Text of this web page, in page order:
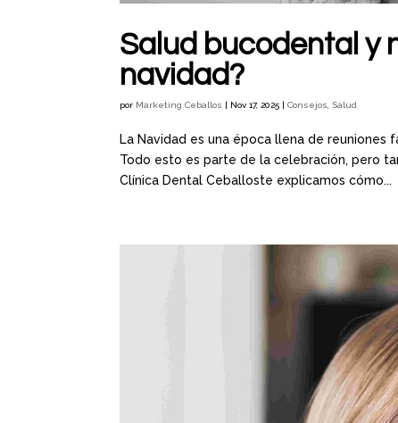
Salud bucodental y
navidad?
por Marketing Ceballos Nov 17, 2025 |Consejos, Salud
La Navidad es una época llena de reuniones
Todo esto es parte de la celebración, pero
Clínica Dental Ceballoste explicamos cómo...